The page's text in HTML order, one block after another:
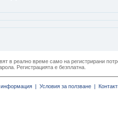
в реално време само на регистрирани
Регистрацията е безплатна.
информация | Условия за ползване |